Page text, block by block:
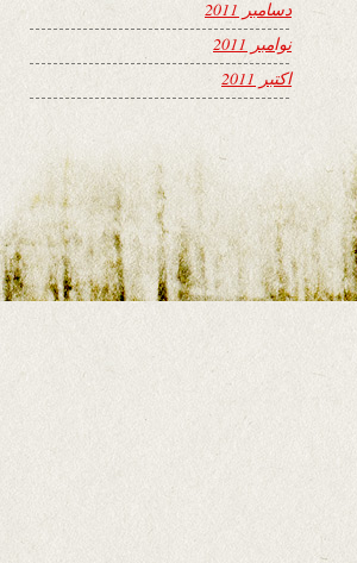
دسامبر 2011
نوامبر 2011
اکتبر 2011